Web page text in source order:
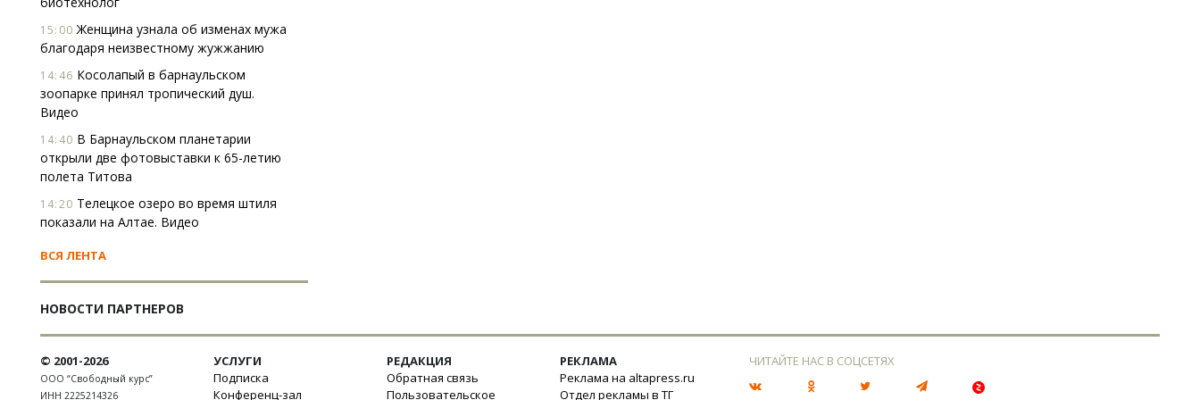
15:00 Женщина узнала об изменах мужа
благодаря неизвестному жужжанию
14:46 Косолапый в барнаульском
зоопарке принял тропический душ.
Видео
14:40 В Барнаульском планетарии
открыли две фотовыставки к 65-летию
полета Титова
14:20 Телецкое озеро во время штиля
показали на Алтае. Видео
ВСЯ ЛЕНТА
НОВОСТИ ПАРТНЕРОВ
© 2001-2026
ООО “Свободный курс”
ИНН 2225214326
УСЛУГИ
Подписка
Конференц-зал
РЕДАКЦИЯ
Обратная связь
Пользовательское
РЕКЛАМА
Реклама на altapress.ru
Отдел рекламы в ТГ
ЧИТАЙТЕ НАС В СОЦСЕТЯХ